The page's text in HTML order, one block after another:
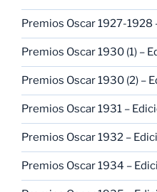
Premios Oscar 1927-1928
Premios Oscar 1930 (1) –
Premios Oscar 1930 (2) –
Premios Oscar 1931 –
Premios Oscar 1932 –
Premios Oscar 1934 –